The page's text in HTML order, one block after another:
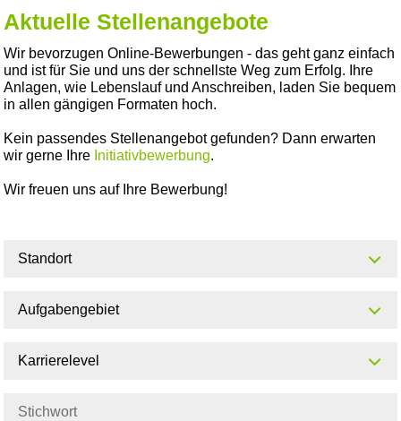
Aktuelle Stellenangebote
Wir bevorzugen Online-Bewerbungen - das geht ganz einfach
und ist für Sie und uns der schnellste Weg zum Erfolg. Ihre
Anlagen, wie Lebenslauf und Anschreiben, laden Sie bequem
in allen gängigen Formaten hoch.
Kein passendes Stellenangebot gefunden? Dann erwarten
wir gerne Ihre Initiativbewerbung.
Wir freuen uns auf Ihre Bewerbung!
Standort
Aufgabengebiet
Karrierelevel